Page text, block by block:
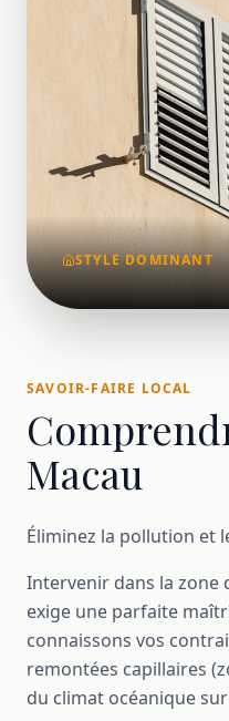
SAVOIR-FAIRE LOCAL
Macau
Éliminez la pollution et
Intervenir dans la zone
exige une parfaite
connaissons vos
remontées capillaires
du climat océanique
STYLE DOMINANT